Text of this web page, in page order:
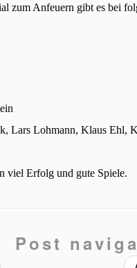
zum Anfeuern gibt es bei
Lars Lohmann, Klaus Ehl,
viel Erfolg und gute Spiele.
Post